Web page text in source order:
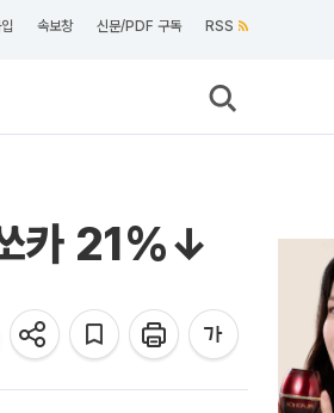
속보창 신문/PDF 구독 RSS
카 21%↓